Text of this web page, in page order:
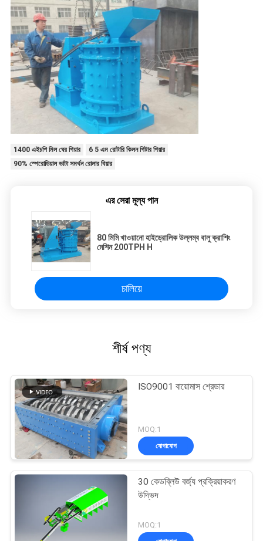
1400 এইচপি মিল ঘের গিয়ার
6 5 এম রোটারি কিলন গিটার গিয়ার
90% স্পেরোডিয়াল ভাটা সমর্থন রোলার বিয়ার
এর সেরা মূল্য পান
80 মিমি খাওয়ানো হাইড্রোলিক উল্লম্ব বালু ক্রাশিং
মেশিন 200TPH H
চালিয়ে
শীর্ষ পণ্য
ISO9001 বায়োমাস শ্রেডার
MOQ:1
যোগাযোগ
30 কেডব্লিউ বর্জ্য প্রক্রিয়াকরণ
উদ্ভিদ
MOQ:1